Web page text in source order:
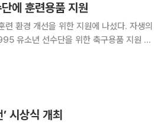
에 훈련용품 지원
경 개선을 위한 지원에 나섰다. 자생의
유소년 선수단을 위한 축구용품 지원 전
꿈꾸는
시상식 개최